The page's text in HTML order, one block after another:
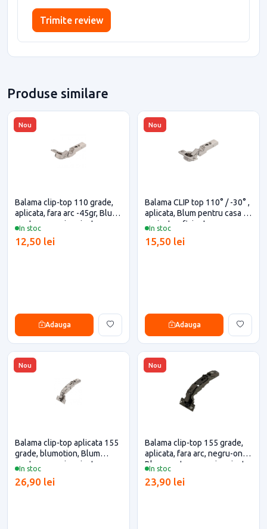
Trimite review
Produse similare
Nou
In stoc
Balama clip-top 110 grade,
aplicata, fara arc -45gr, Blum
pentru casa si proiecte
12,50 lei
Adauga
Nou
In stoc
Balama CLIP top 110° / -30° ,
aplicata, Blum pentru casa si
proiecte eficiente
15,50 lei
Adauga
Nou
In stoc
Balama clip-top aplicata 155
grade, blumotion, Blum
pentru casa si proiecte
26,90 lei
Nou
In stoc
Balama clip-top 155 grade,
aplicata, fara arc, negru-onix,
Blum pentru casa si proiecte
23,90 lei